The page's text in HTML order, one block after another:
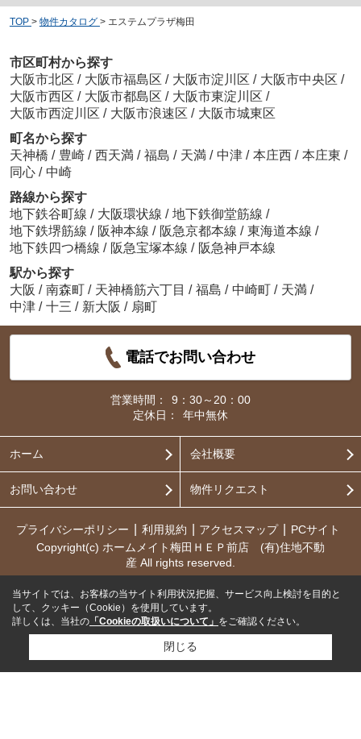
TOP > 物件カタログ > エステムプラザ梅田
市区町村から探す
大阪市北区 / 大阪市福島区 / 大阪市淀川区 / 大阪市中央区 /
大阪市西区 / 大阪市都島区 / 大阪市東淀川区 /
大阪市西淀川区 / 大阪市浪速区 / 大阪市城東区
町名から探す
天神橋 / 豊崎 / 西天満 / 福島 / 天満 / 中津 / 本庄西 / 本庄東 /
同心 / 中崎
路線から探す
地下鉄谷町線 / 大阪環状線 / 地下鉄御堂筋線 /
地下鉄堺筋線 / 阪神本線 / 阪急京都本線 / 東海道本線 /
地下鉄四つ橋線 / 阪急宝塚本線 / 阪急神戸本線
駅から探す
大阪 / 南森町 / 天神橋筋六丁目 / 福島 / 中崎町 / 天満 /
中津 / 十三 / 新大阪 / 扇町
電話でお問い合わせ
営業時間：
9：30～20：00
定休日：
年中無休
ホーム 会社概要
お問い合わせ 物件リクエスト
プライバシーポリシー 利用規約 アクセスマップ
PCサイト
Copyright(c) ホームメイト梅田ＨＥＰ前店 (有)住地不動
産 All rights reserved.
当サイトでは、お客様の当サイト利用状況把握、サービス向上検討を目的と
して、クッキー（Cookie）を使用しています。
詳しくは、当社の 「Cookieの取扱いについて」 をご確認ください。
閉じる